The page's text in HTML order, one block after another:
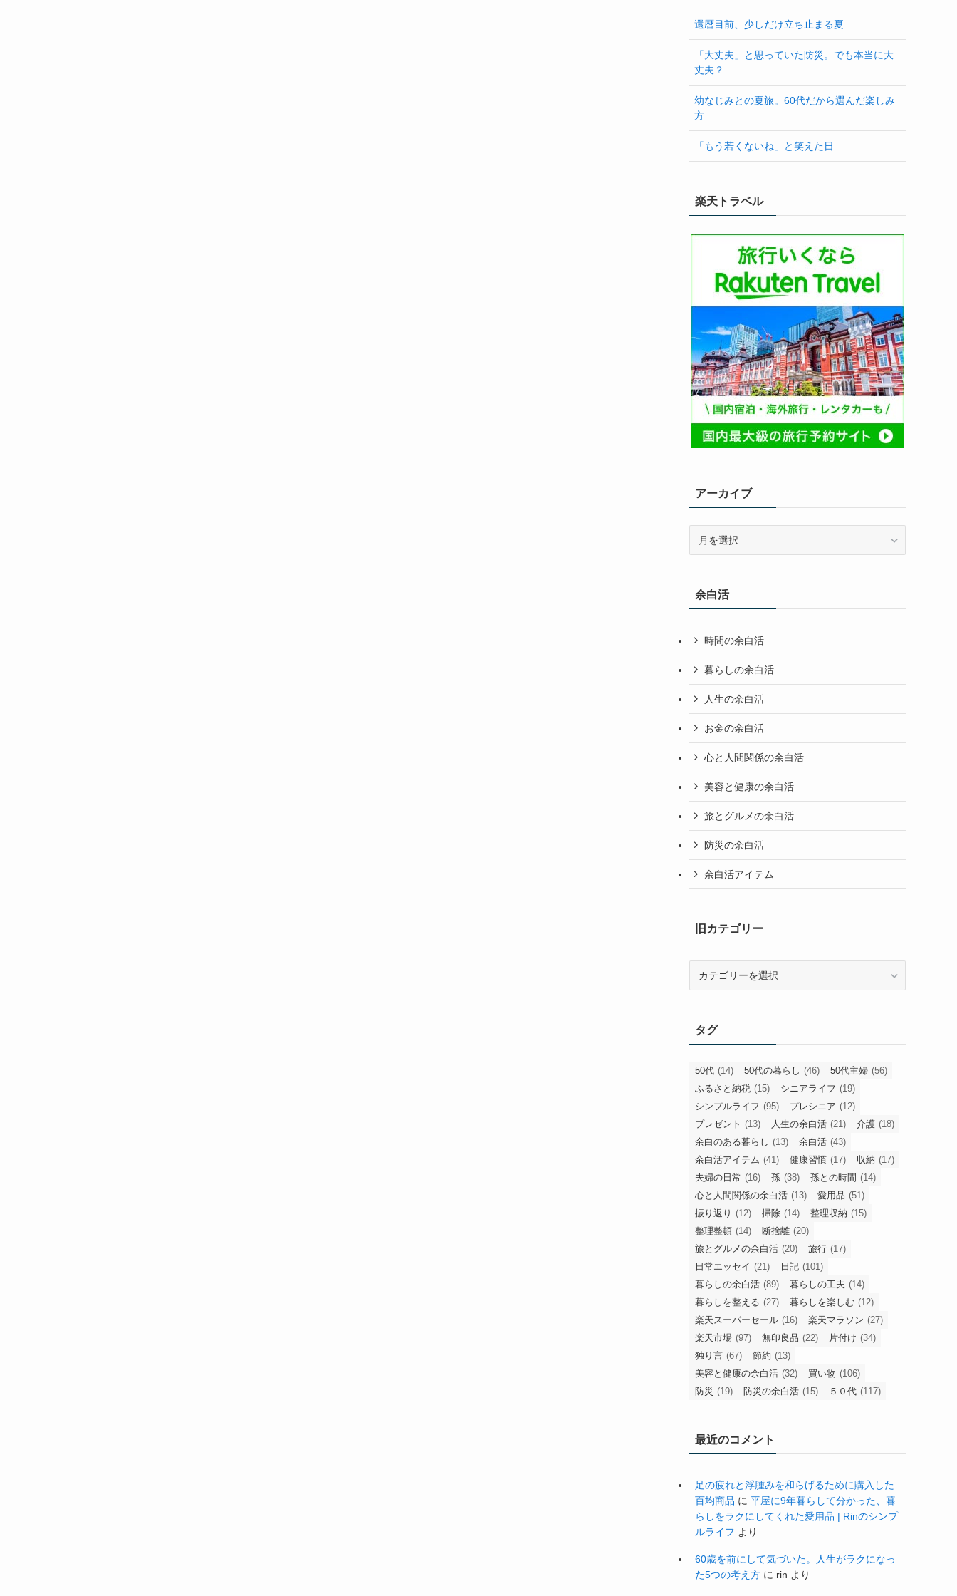
還暦目前、少しだけ立ち止まる夏
「大丈夫」と思っていた防災。でも本当に大
丈夫？
幼なじみとの夏旅。60代だから選んだ楽しみ
方
「もう若くないね」と笑えた日
楽天トラベル
アーカイブ
ブ余白活
時間の余白活
暮らしの余白活
人生の余白活
お金の余白活
心と人間関係の余白活
美容と健康の余白活
旅とグルメの余白活
防災の余白活
余白活アイテム
旧カテゴリー
リ
ー
タグ
50代 (14) 50代の暮らし (46) 50代主婦 (56)
ふるさと納税 (15) シニアライフ (19)
シンプルライフ (95) プレシニア (12)
プレゼント (13) 人生の余白活 (21) 介護 (18)
余白のある暮らし (13) 余白活 (43)
余白活アイテム (41) 健康習慣 (17) 収納 (17)
夫婦の日常 (16) 孫 (38) 孫との時間 (14)
心と人間関係の余白活 (13) 愛用品 (51)
振り返り (12) 掃除 (14) 整理収納 (15)
整理整頓 (14) 断捨離 (20)
旅とグルメの余白活 (20) 旅行 (17)
日常エッセイ (21) 日記 (101)
暮らしの余白活 (89) 暮らしの工夫 (14)
暮らしを整える (27) 暮らしを楽しむ (12)
楽天スーパーセール (16) 楽天マラソン (27)
楽天市場 (97) 無印良品 (22) 片付け (34)
独り言 (67) 節約 (13)
美容と健康の余白活 (32) 買い物 (106)
防災 (19) 防災の余白活 (15) ５０代 (117)
最近のコメント
足の疲れと浮腫みを和らげるために購入した
百均商品 に 平屋に9年暮らして分かった、暮
らしをラクにしてくれた愛用品 | Rinのシンプ
ルライフ より
60歳を前にして気づいた。人生がラクになっ
た5つの考え方 に rin より